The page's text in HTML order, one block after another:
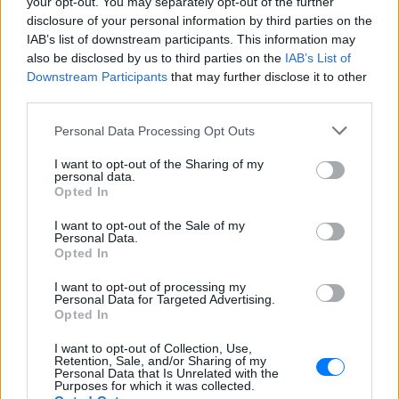
disclosure of your personal information by third parties on the
IAB’s list of downstream participants. This information may
also be disclosed by us to third parties on the IAB’s List of
Downstream Participants that may further disclose it to other
Personal Data Processing Opt Outs
I want to opt-out of the Sharing of my
personal data.
Opted In
I want to opt-out of the Sale of my
Personal Data.
Opted In
I want to opt-out of processing my
Personal Data for Targeted Advertising.
Opted In
I want to opt-out of Collection, Use,
Retention, Sale, and/or Sharing of my
Personal Data that Is Unrelated with the
Purposes for which it was collected.
ΔΕΙΤΕ ΕΠΙΣΗΣ
ΣΤΗΝ ΙΔΙΑ ΚΑΤΗΓΟΡΙΑ